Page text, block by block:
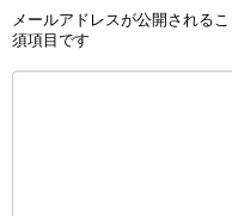
メールアドレスが公開されるこ
須項目です